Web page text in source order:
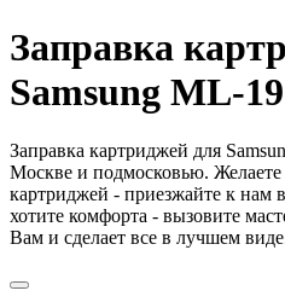
Заправка
Samsung ML-
Заправка картриджей для
Москве и подмосковью. Желаете
картриджей - приезжайте к нам
хотите комфорта - вызовите
Вам и сделает все в лучшем